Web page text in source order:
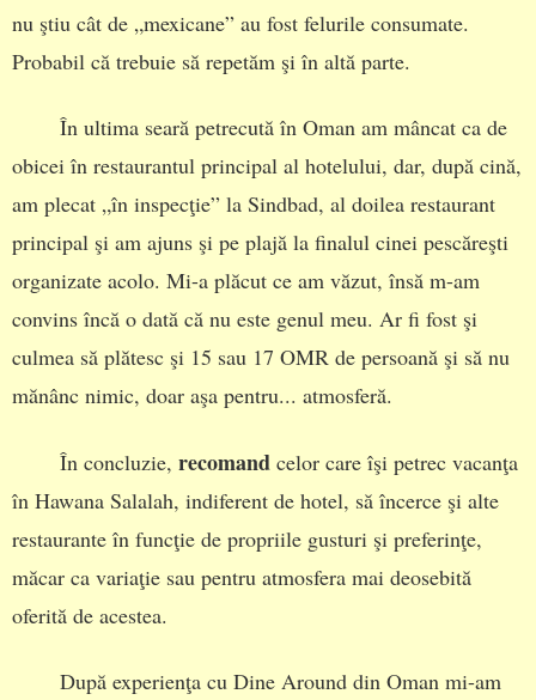
nu ştiu cât de „mexicane” au fost felurile consumate.
Probabil că trebuie să repetăm şi în altă parte.
În ultima seară petrecută în Oman am mâncat ca de
obicei în restaurantul principal al hotelului, dar, după cină,
am plecat „în inspecţie” la Sindbad, al doilea restaurant
principal şi am ajuns şi pe plajă la finalul cinei pescăreşti
organizate acolo. Mi-a plăcut ce am văzut, însă m-am
convins încă o dată că nu este genul meu. Ar fi fost şi
culmea să plătesc şi 15 sau 17 OMR de persoană şi să nu
mănânc nimic, doar aşa pentru... atmosferă.
În concluzie, recomand celor care îşi petrec vacanţa
în Hawana Salalah, indiferent de hotel, să încerce şi alte
restaurante în funcţie de propriile gusturi şi preferinţe,
măcar ca variaţie sau pentru atmosfera mai deosebită
oferită de acestea.
După experienţa cu Dine Around din Oman mi-am